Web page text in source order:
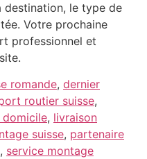
destination, le type de
Votre prochaine
professionnel et
romande, dernier
routier suisse,
domicile, livraison
suisse, partenaire
, service montage